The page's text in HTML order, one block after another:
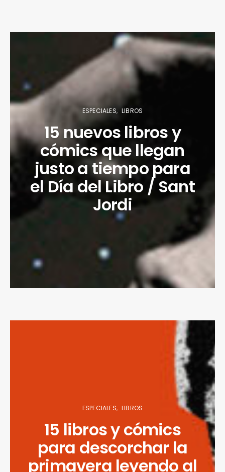
ESPECIALES LIBROS
15 nuevos libros y
cómics que llegan
justo a tiempo para
el Día del Libro / Sant
Jordi
ESPECIALES LIBROS
15 libros y cómics
para descorchar la
primavera leyendo al